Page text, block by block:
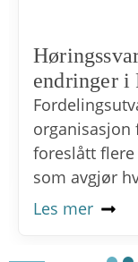
endringer i
foreslått
som avgjør
Les mer